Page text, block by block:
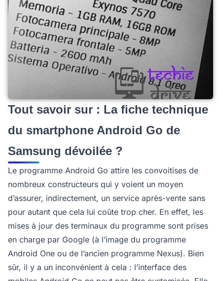
Tout savoir sur : La fiche technique
du smartphone Android Go de
Samsung dévoilée ?
Le programme Android Go attire les convoitises de
nombreux constructeurs qui y voient un moyen
d’assurer, indirectement, un service après-vente sans
pour autant que cela lui coûte trop cher. En effet, les
mises à jour des terminaux du programme sont prises
en charge par Google (à l’image du programme
Android One ou de l’ancien programme Nexus). Bien
sûr, il y a un inconvénient à cela : l’interface des